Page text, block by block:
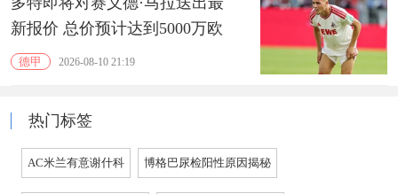
新报价 总价预计达到5000万欧
德甲 2026-08-10 21:19
热门标签
AC米兰有意谢什科 博格巴尿检阳性原因揭秘